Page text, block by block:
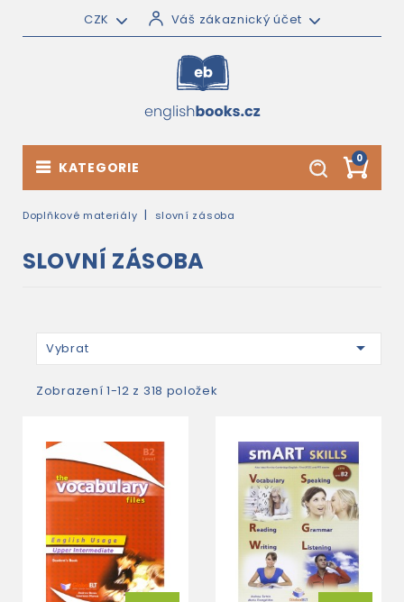
CZK Váš zákaznický účet
0
KATEGORIE
Doplňkové materiály slovní zásoba
SLOVNÍ ZÁSOBA
Vybrat 
Zobrazení 1-12 z 318 položek